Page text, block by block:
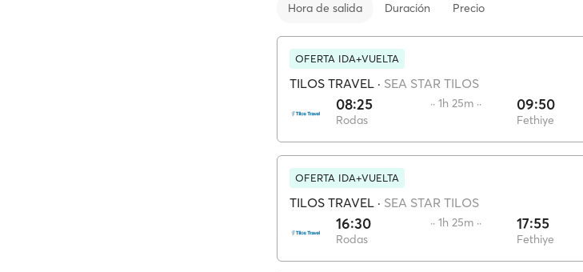
Hora de salida Duración Precio
OFERTA IDA+VUELTA
TILOS TRAVEL · SEA STAR TILOS
08:25
Rodas
·· 1h 25m ·· 09:50
Fethiye
OFERTA IDA+VUELTA
TILOS TRAVEL · SEA STAR TILOS
16:30
Rodas
·· 1h 25m ·· 17:55
Fethiye